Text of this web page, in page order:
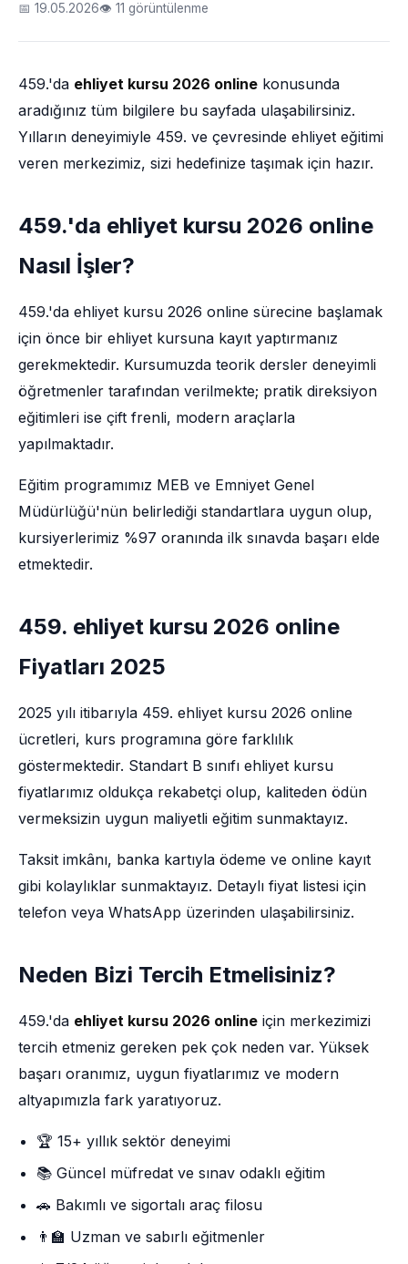
📅 19.05.2026👁 11 görüntülenme
459.'da ehliyet kursu 2026 online konusunda
aradığınız tüm bilgilere bu sayfada ulaşabilirsiniz.
Yılların deneyimiyle 459. ve çevresinde ehliyet eğitimi
veren merkezimiz, sizi hedefinize taşımak için hazır.
459.'da ehliyet kursu 2026 online
Nasıl İşler?
459.'da ehliyet kursu 2026 online sürecine başlamak
için önce bir ehliyet kursuna kayıt yaptırmanız
gerekmektedir. Kursumuzda teorik dersler deneyimli
öğretmenler tarafından verilmekte; pratik direksiyon
eğitimleri ise çift frenli, modern araçlarla
yapılmaktadır.
Eğitim programımız MEB ve Emniyet Genel
Müdürlüğü'nün belirlediği standartlara uygun olup,
kursiyerlerimiz %97 oranında ilk sınavda başarı elde
etmektedir.
459. ehliyet kursu 2026 online
Fiyatları 2025
2025 yılı itibarıyla 459. ehliyet kursu 2026 online
ücretleri, kurs programına göre farklılık
göstermektedir. Standart B sınıfı ehliyet kursu
fiyatlarımız oldukça rekabetçi olup, kaliteden ödün
vermeksizin uygun maliyetli eğitim sunmaktayız.
Taksit imkânı, banka kartıyla ödeme ve online kayıt
gibi kolaylıklar sunmaktayız. Detaylı fiyat listesi için
telefon veya WhatsApp üzerinden ulaşabilirsiniz.
Neden Bizi Tercih Etmelisiniz?
459.'da ehliyet kursu 2026 online için merkezimizi
tercih etmeniz gereken pek çok neden var. Yüksek
başarı oranımız, uygun fiyatlarımız ve modern
altyapımızla fark yaratıyoruz.
🏆 15+ yıllık sektör deneyimi
📚 Güncel müfredat ve sınav odaklı eğitim
🚗 Bakımlı ve sigortalı araç filosu
👨‍🏫 Uzman ve sabırlı eğitmenler